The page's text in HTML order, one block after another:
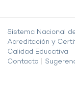
Sistema Nacional de
Acreditación y
Calidad Educativa
Contacto